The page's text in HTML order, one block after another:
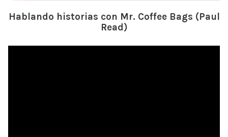
Hablando historias con Mr. Coffee Bags (Paul
Read)